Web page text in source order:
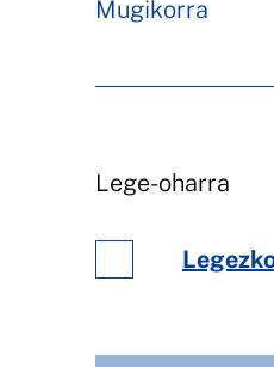
Mugikorra
Lege-oharra